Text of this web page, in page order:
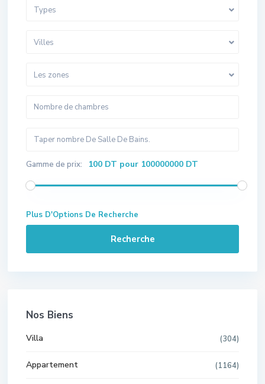
Types
Villes
Les zones
Gamme de prix: 100 DT pour 100000000 DT
Plus D'Options De Recherche
Recherche
Nos Biens
Villa (304)
Appartement (1164)